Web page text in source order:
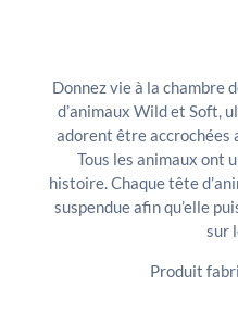
Donnez vie à la chambre
d’animaux Wild et Soft,
adorent être accrochées
Tous les animaux ont
histoire. Chaque tête
suspendue afin qu’elle
sur
Produit